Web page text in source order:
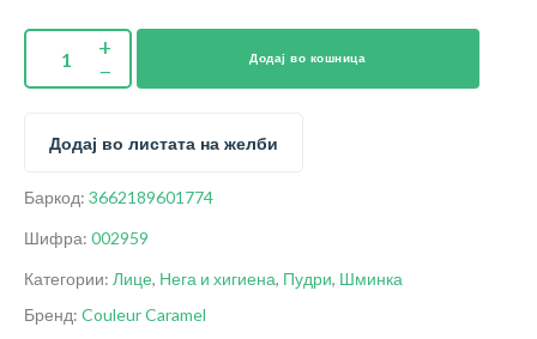
Додај во кошница
Додај во листата на желби
Баркод: 3662189601774
Шифра: 002959
Категории: Лице, Нега и хигиена, Пудри, Шминка
Бренд: Couleur Caramel